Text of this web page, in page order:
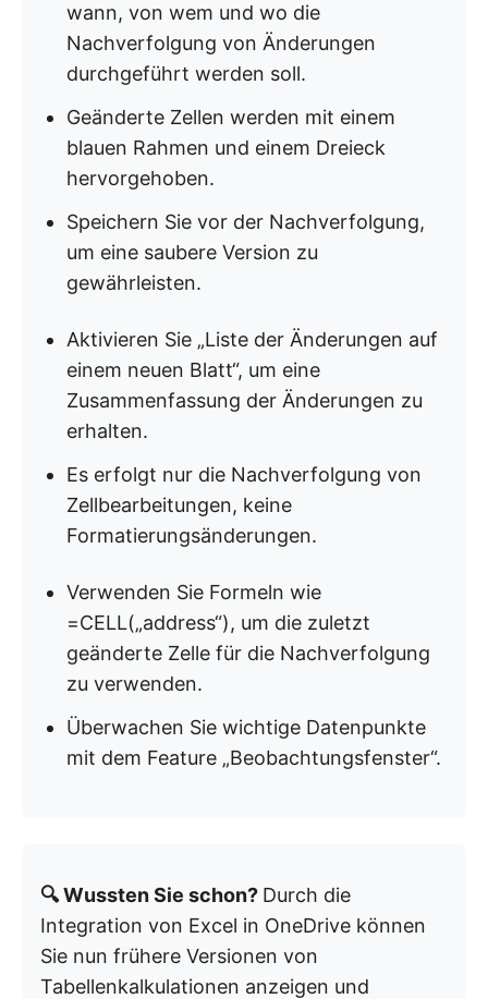
wann, von wem und wo die
Nachverfolgung von Änderungen
durchgeführt werden soll.
Geänderte Zellen werden mit einem
blauen Rahmen und einem Dreieck
hervorgehoben.
Speichern Sie vor der Nachverfolgung,
um eine saubere Version zu
gewährleisten.
Aktivieren Sie „Liste der Änderungen auf
einem neuen Blatt“, um eine
Zusammenfassung der Änderungen zu
erhalten.
Es erfolgt nur die Nachverfolgung von
Zellbearbeitungen, keine
Formatierungsänderungen.
Verwenden Sie Formeln wie
=CELL(„address“), um die zuletzt
geänderte Zelle für die Nachverfolgung
zu verwenden.
Überwachen Sie wichtige Datenpunkte
mit dem Feature „Beobachtungsfenster“.
🔍 Wussten Sie schon? Durch die
Integration von Excel in OneDrive können
Sie nun frühere Versionen von
Tabellenkalkulationen anzeigen und